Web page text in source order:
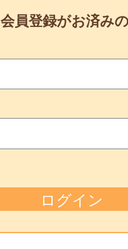
会員登録がお済み